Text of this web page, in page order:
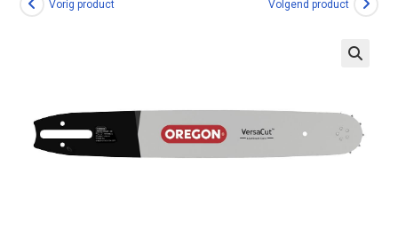
Vorig product Volgend product